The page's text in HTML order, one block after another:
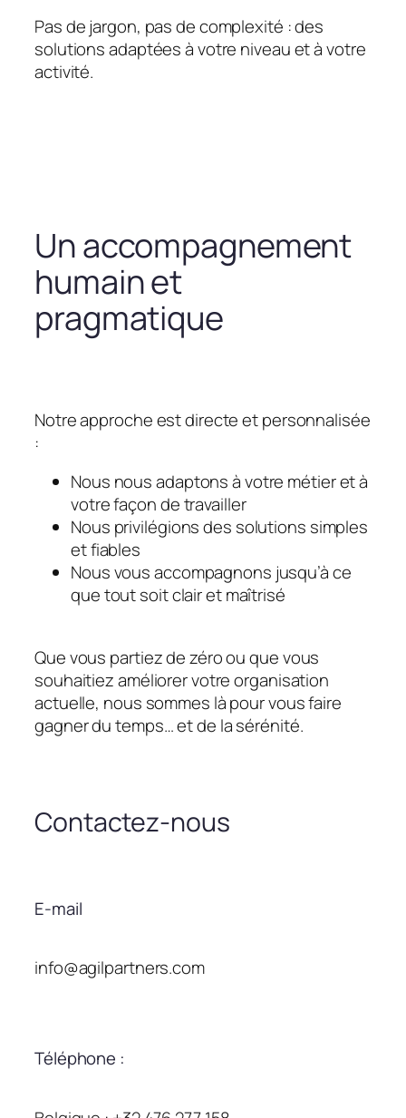
Pas de jargon, pas de complexité : des
solutions adaptées à votre niveau et à votre
activité.
Un accompagnement
humain et
pragmatique
Notre approche est directe et personnalisée
:
Nous nous adaptons à votre métier et à
votre façon de travailler
Nous privilégions des solutions simples
et fiables
Nous vous accompagnons jusqu’à ce
que tout soit clair et maîtrisé
Que vous partiez de zéro ou que vous
souhaitiez améliorer votre organisation
actuelle, nous sommes là pour vous faire
gagner du temps… et de la sérénité.
Contactez-nous
E-mail
info@agilpartners.com
Téléphone :